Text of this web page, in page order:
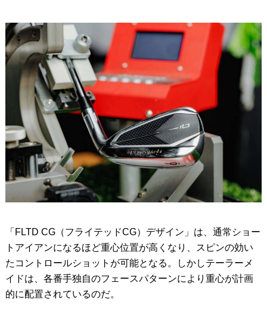
「FLTD CG（フライテッドCG）デザイン」は、通常ショー
トアイアンになるほど重心位置が高くなり、スピンの効い
たコントロールショットが可能となる。しかしテーラーメ
イドは、各番手独自のフェースパターンにより重心が計画
的に配置されているのだ。